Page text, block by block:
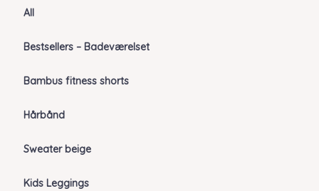
All
Bestsellers – Badeværelset
Bambus fitness shorts
Hårbånd
Sweater beige
Kids Leggings